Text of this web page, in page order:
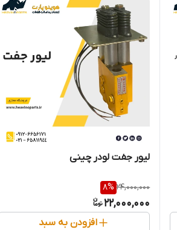
لیور جفت لودر چینی
24,000,000
8%
22,000,000
افزودن به سبد